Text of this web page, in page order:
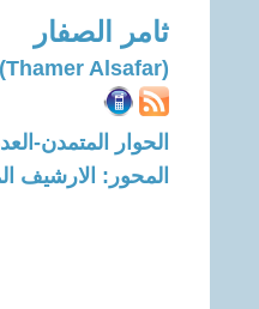
ثامر الصفار
(Thamer Alsafar)
الحوار المتمدن-العدد: 7018 - 2021 / 9 / 13 -
المحور: الارشيف